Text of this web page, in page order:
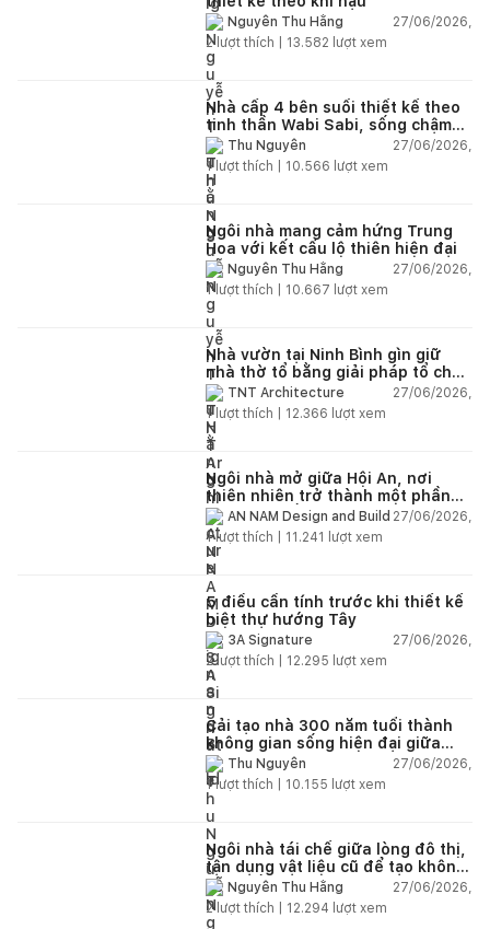
Nguyễn Thu Hằng
27/06/2026,
2lượt thích | 13.582 lượt xem
Nhà cấp 4 bên suối thiết kế theo
tinh thần Wabi Sabi, sống chậm
giữa thiên nhiên
Thu Nguyễn
27/06/2026,
1lượt thích | 10.566 lượt xem
Ngôi nhà mang cảm hứng Trung
Hoa với kết cấu lộ thiên hiện đại
Nguyễn Thu Hằng
27/06/2026,
1lượt thích | 10.667 lượt xem
Nhà vườn tại Ninh Bình gìn giữ
nhà thờ tổ bằng giải pháp tổ chức
lại không gian
TNT Architecture
27/06/2026,
1lượt thích | 12.366 lượt xem
Ngôi nhà mở giữa Hội An, nơi
thiên nhiên trở thành một phần
của cuộc sống
AN NAM Design and Build 27/06/2026,
1lượt thích | 11.241 lượt xem
5 điều cần tính trước khi thiết kế
biệt thự hướng Tây
3A Signature
27/06/2026,
2lượt thích | 12.295 lượt xem
Cải tạo nhà 300 năm tuổi thành
không gian sống hiện đại giữa
thiên nhiên
Thu Nguyễn
27/06/2026,
1lượt thích | 10.155 lượt xem
Ngôi nhà tái chế giữa lòng đô thị,
tận dụng vật liệu cũ để tạo không
gian sống linh hoạt
Nguyễn Thu Hằng
27/06/2026,
2lượt thích | 12.294 lượt xem